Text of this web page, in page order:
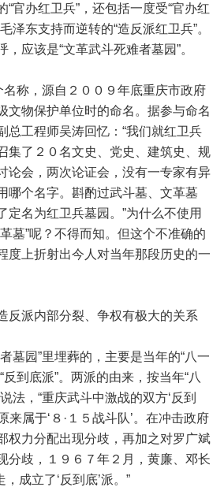
官办红卫兵”，还包括一度受“官办红
泽东支持而逆转的“造反派红卫兵”。
应该是“文革武斗死难者墓园”。
称，源自２００９年底重庆市政府
文物保护单位时的命名。据参与命名
总工程师吴涛回忆：“我们就红卫兵
集了２０名文史、党史、建筑史、规
论会，两次论证会，没有一专家有异
哪个名字。斟酌过武斗墓、文革墓
定名为红卫兵墓园。”为什么不使用
墓”呢？不得而知。但这个不准确的
度上折射出今人对当年那段历史的一
反派内部分裂、争权有极大的关系
园”里埋葬的，主要是当年的“八一
到底派”。两派的由来，按当年“八
法，“重庆武斗中激战的双方‘反到
来属于‘８·１５战斗队’。在冲击政府
权力分配出现分歧，再加之对罗广斌
分歧，１９６７年２月，黄廉、邓长
，成立了‘反到底’派。”